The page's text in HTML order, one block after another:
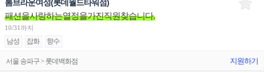
톰브라운여성(롯데월드타워점)
패션을사랑하는열정을가진직원찾습니다.
10/31까지
남성 잡화 향수
서울 송파구 > 롯데백화점 지원하기